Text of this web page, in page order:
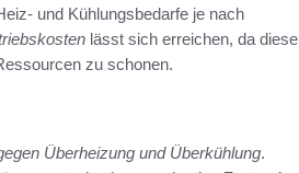
und Kühlungsbedarfe je nach
lässt sich erreichen, da diese
zu schonen.
Überheizung und Überkühlung.